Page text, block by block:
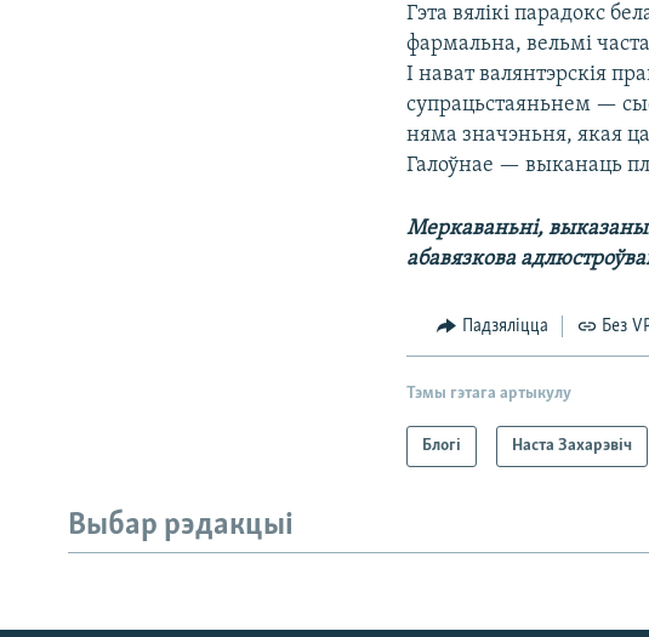
Гэта вялікі парадокс
фармальна, вельмі
І нават валянтэрскія
супрацьстаяньнем —
няма значэньня, якая
Галоўнае — выканаць
Меркаваньні,
абавязкова
Падзяліцца Без
Тэмы гэтага артыкулу
Блогі Наста Захарэвіч
Выбар рэдакцыі